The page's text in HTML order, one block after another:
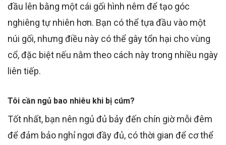
đầu lên bằng một cái gối hình nêm để tạo góc
nghiêng tự nhiên hơn. Bạn có thể tựa đầu vào một
núi gối, nhưng điều này có thể gây tổn hại cho vùng
cổ, đặc biệt nếu nằm theo cách này trong nhiều ngày
liên tiếp.
Tôi cần ngủ bao nhiêu khi bị cúm?
Tốt nhất, bạn nên ngủ đủ bảy đến chín giờ mỗi đêm
để đảm bảo nghỉ ngơi đầy đủ, có thời gian để cơ thể